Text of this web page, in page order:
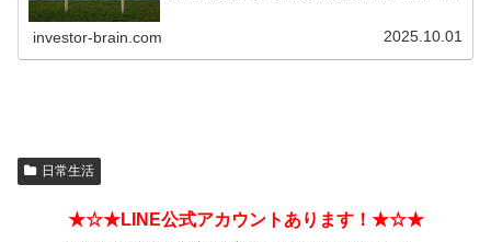
investor-brain.com 2025.10.01
日常生活
★☆★LINE公式アカウントあります！★☆★